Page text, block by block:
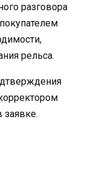
разговора
рельса.
заявке.